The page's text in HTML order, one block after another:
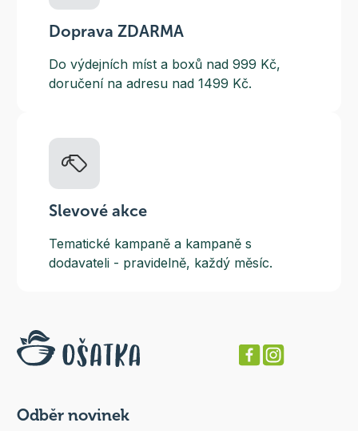
Doprava ZDARMA
Do výdejních míst a boxů nad 999 Kč,
doručení na adresu nad 1499 Kč.
Slevové akce
Tematické kampaně a kampaně s
dodavateli - pravidelně, každý měsíc.
Odběr novinek